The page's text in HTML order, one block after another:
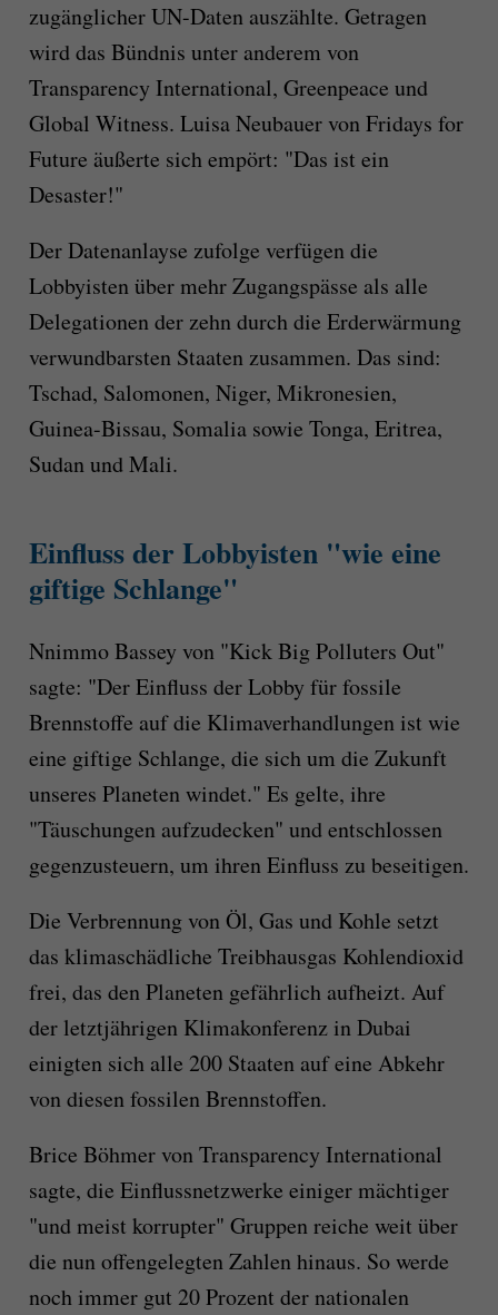
zugänglicher UN-Daten auszählte. Getragen
wird das Bündnis unter anderem von
Transparency International, Greenpeace und
Global Witness. Luisa Neubauer von Fridays for
Future äußerte sich empört: "Das ist ein
Desaster!"
Der Datenanlayse zufolge verfügen die
Lobbyisten über mehr Zugangspässe als alle
Delegationen der zehn durch die Erderwärmung
verwundbarsten Staaten zusammen. Das sind:
Tschad, Salomonen, Niger, Mikronesien,
Guinea-Bissau, Somalia sowie Tonga, Eritrea,
Sudan und Mali.
Einfluss der Lobbyisten "wie eine
giftige Schlange"
Nnimmo Bassey von "Kick Big Polluters Out"
sagte: "Der Einfluss der Lobby für fossile
Brennstoffe auf die Klimaverhandlungen ist wie
eine giftige Schlange, die sich um die Zukunft
unseres Planeten windet." Es gelte, ihre
"Täuschungen aufzudecken" und entschlossen
gegenzusteuern, um ihren Einfluss zu beseitigen.
Die Verbrennung von Öl, Gas und Kohle setzt
das klimaschädliche Treibhausgas Kohlendioxid
frei, das den Planeten gefährlich aufheizt. Auf
der letztjährigen Klimakonferenz in Dubai
einigten sich alle 200 Staaten auf eine Abkehr
von diesen fossilen Brennstoffen.
Brice Böhmer von Transparency International
sagte, die Einflussnetzwerke einiger mächtiger
"und meist korrupter" Gruppen reiche weit über
die nun offengelegten Zahlen hinaus. So werde
noch immer gut 20 Prozent der nationalen